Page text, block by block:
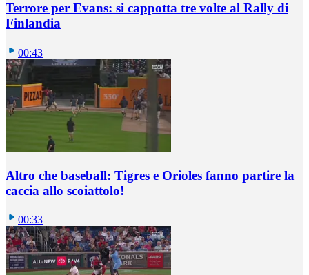
Terrore per Evans: si cappotta tre volte al Rally di
Finlandia
00:43
Altro che baseball: Tigres e Orioles fanno partire la
caccia allo scoiattolo!
00:33